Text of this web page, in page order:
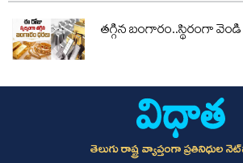
తగ్గిన బంగారం..స్థిరంగా
తెలుగు రాష్ట్ర వ్యాప్తంగా ప్రతినిధుల